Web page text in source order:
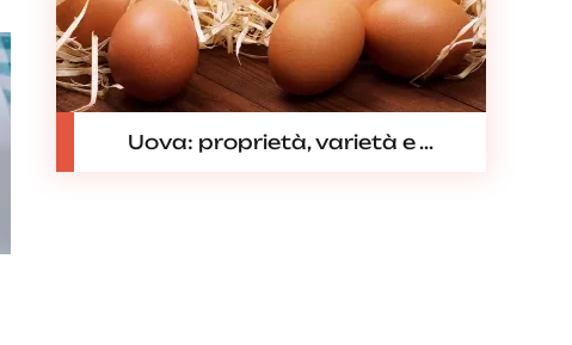
Uova: proprietà, varietà e ...